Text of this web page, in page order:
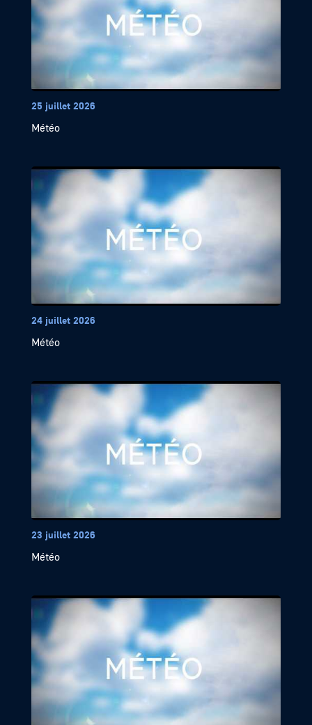
25 juillet 2026
Météo
24 juillet 2026
Météo
23 juillet 2026
Météo